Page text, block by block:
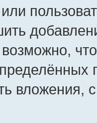
вложения,